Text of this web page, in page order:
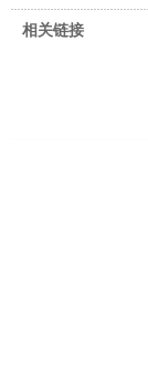
相关链接